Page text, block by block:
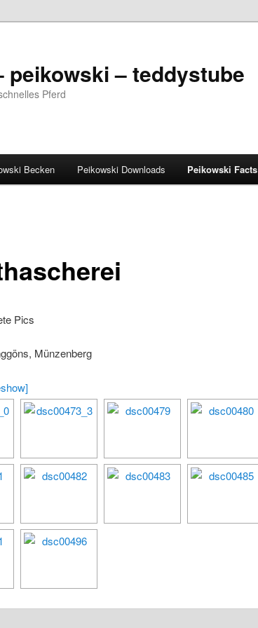
peikowski – teddystube
Pferd
Becken Peikowski Downloads Peikowski Facts
Pics
Münzenberg